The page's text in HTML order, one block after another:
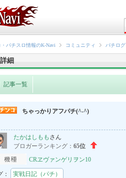
・パチスロ情報のK-Navi コミュニティ パチログ
細
記事一覧
ちゃっかりアフパチ(^-^)
たかはしもも さん
ブロガーランキング： 65位
CRヱヴァンゲリヲン10
： 実戦日記（パチ）